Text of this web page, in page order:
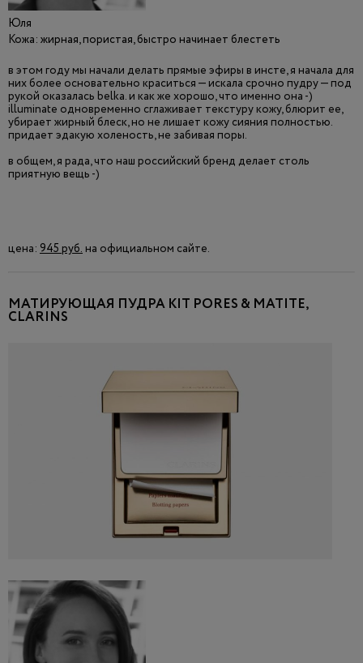
Юля
Кожа: жирная, пористая, быстро начинает блестеть
в этом году мы начали делать прямые эфиры в инсте, я начала для
них более основательно краситься — искала срочно пудру — под
рукой оказалась belka. и как же хорошо, что именно она -)
illuminate одновременно сглаживает текстуру кожу, блюрит ее,
убирает жирный блеск, но не лишает кожу сияния полностью.
придает эдакую холеность, не забивая поры.
в общем, я рада, что наш российский бренд делает столь
приятную вещь -)
цена: 945 руб. на официальном сайте.
МАТИРУЮЩАЯ ПУДРА KIT PORES & MATITE,
CLARINS